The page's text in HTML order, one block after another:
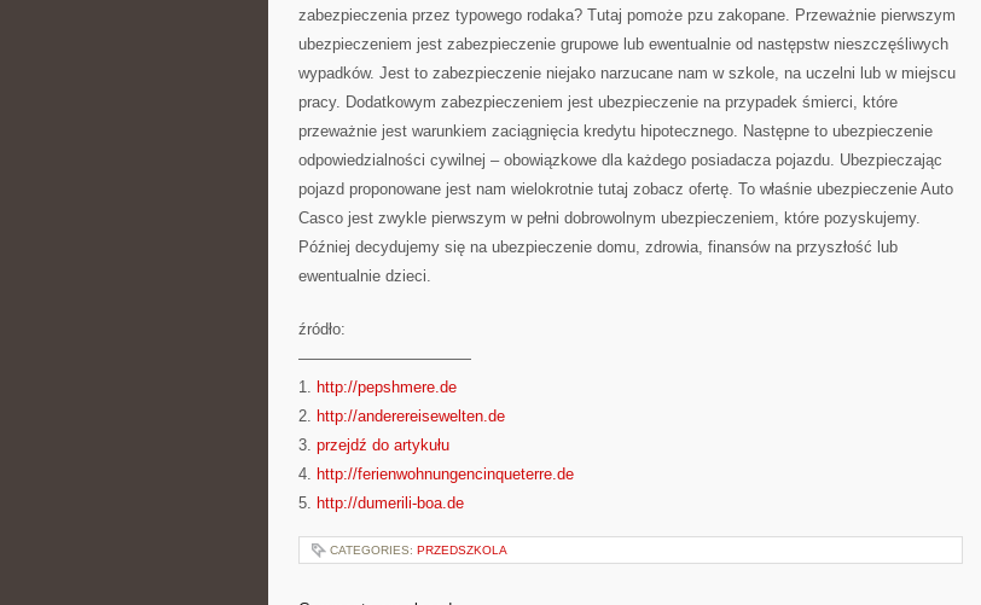
zabezpieczenia przez typowego rodaka? Tutaj pomoże pzu zakopane. Przeważnie pierwszym
ubezpieczeniem jest zabezpieczenie grupowe lub ewentualnie od następstw nieszczęśliwych
wypadków. Jest to zabezpieczenie niejako narzucane nam w szkole, na uczelni lub w miejscu
pracy. Dodatkowym zabezpieczeniem jest ubezpieczenie na przypadek śmierci, które
przeważnie jest warunkiem zaciągnięcia kredytu hipotecznego. Następne to ubezpieczenie
odpowiedzialności cywilnej – obowiązkowe dla każdego posiadacza pojazdu. Ubezpieczając
pojazd proponowane jest nam wielokrotnie tutaj zobacz ofertę. To właśnie ubezpieczenie Auto
Casco jest zwykle pierwszym w pełni dobrowolnym ubezpieczeniem, które pozyskujemy.
Później decydujemy się na ubezpieczenie domu, zdrowia, finansów na przyszłość lub
ewentualnie dzieci.
źródło:
———————————
1. http://pepshmere.de
2. http://anderereisewelten.de
3. przejdź do artykułu
4. http://ferienwohnungencinqueterre.de
5. http://dumerili-boa.de
CATEGORIES: PRZEDSZKOLA